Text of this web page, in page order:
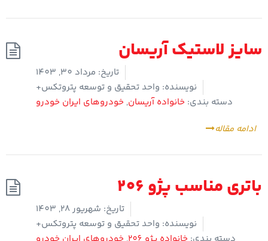
سایز لاستیک آریسان
تاریخ: مرداد 30, 1403
نویسنده: واحد تحقیق و توسعه پتروتکس+
دسته بندی: خانواده آریسان, خودروهای ایران خودرو
ادامه مقاله
باتری مناسب پژو 206
تاریخ: شهریور 28, 1403
نویسنده: واحد تحقیق و توسعه پتروتکس+